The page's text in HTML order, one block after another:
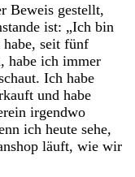
Beweis gestellt,
ist: „Ich bin
seit fünf
habe ich immer
Ich habe
und habe
irgendwo
ich heute sehe,
läuft, wie wir